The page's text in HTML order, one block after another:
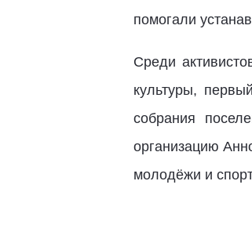
помогали
Среди
культуры,
собрания
организацию
молодёжи и